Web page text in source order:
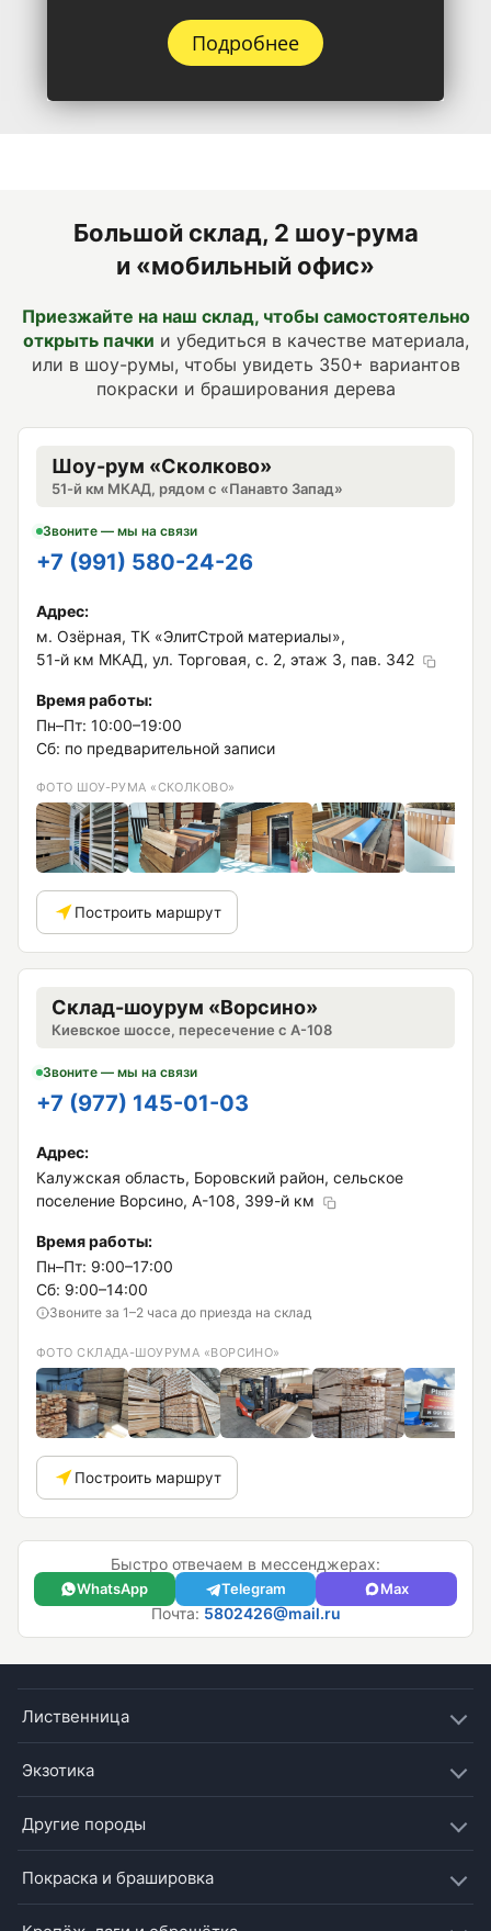
Подробнее
Большой склад, 2 шоу-рума
и «мобильный офис»
Приезжайте на наш склад, чтобы самостоятельно
открыть пачки и убедиться в качестве материала,
или в шоу-румы, чтобы увидеть 350+ вариантов
покраски и браширования дерева
Шоу-рум «Сколково»
51-й км МКАД, рядом с «Панавто Запад»
Звоните — мы на связи
+7 (991) 580-24-26
Адрес:
м. Озёрная, ТК «ЭлитСтрой материалы»,
51-й км МКАД, ул. Торговая, с. 2, этаж 3, пав. 342
Время работы:
Пн–Пт: 10:00–19:00
Сб: по предварительной записи
ФОТО ШОУ-РУМА «СКОЛКОВО»
Построить маршрут
Склад-шоурум «Ворсино»
Киевское шоссе, пересечение с А-108
Звоните — мы на связи
+7 (977) 145-01-03
Адрес:
Калужская область, Боровский район, сельское
поселение Ворсино, А-108, 399-й км
Время работы:
Пн–Пт: 9:00–17:00
Сб: 9:00–14:00
Звоните за 1–2 часа до приезда на склад
ФОТО СКЛАДА-ШОУРУМА «ВОРСИНО»
Построить маршрут
Быстро отвечаем в мессенджерах:
WhatsApp Telegram Max
Почта: 5802426@mail.ru
Лиственница
Экзотика
Другие породы
Покраска и брашировка